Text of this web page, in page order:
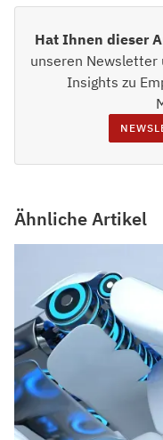
Hat Ihnen dieser
unseren Newsletter
Insights zu
Ähnliche Artikel